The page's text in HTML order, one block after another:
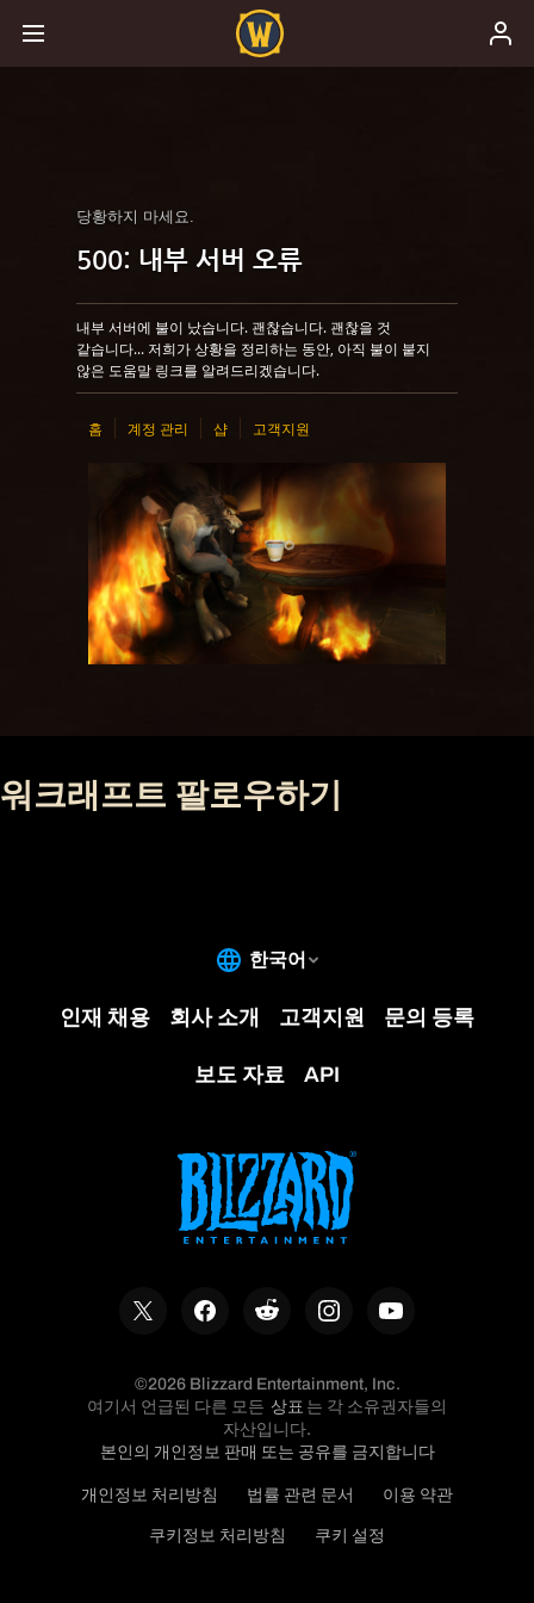
당황하지 마세요.
500: 내부 서버 오류
내부 서버에 불이 났습니다. 괜찮습니다. 괜찮을 것
같습니다... 저희가 상황을 정리하는 동안, 아직 불이 붙지
않은 도움말 링크를 알려드리겠습니다.
홈 계정 관리 샵 고객지원
워크래프트 팔로우하기